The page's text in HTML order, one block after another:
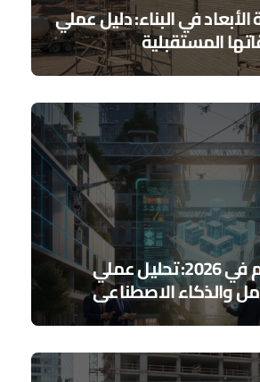
الأبعاد في البناء: دليل عملي
المستقبلية
مستقبل البيم في 2026: تحليل عملي
والذكاء الاصطناعي